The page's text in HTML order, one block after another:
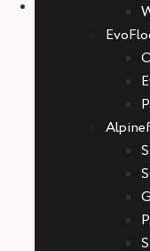
CronaFloor
EvoFloor
Evo
Alpinefloor